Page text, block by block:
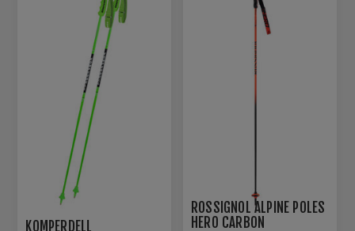
KOMPERDELL
ROSSIGNOL ALPINE POLES
HERO CARBON